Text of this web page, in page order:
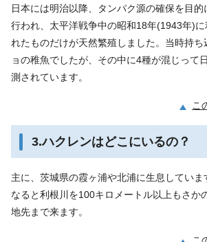
日本には明治以降、タンパク源の確保を目
行われ、太平洋戦争中の昭和18年(1943年)に
れたものだけが天然繁殖しました。当時持
ョの稚魚でしたが、その中に4種が混じって
測されています。
こ
3.ハクレンはどこにいるの？
主に、茨城県の霞ヶ浦や北浦に生息していま
なると利根川を100キロメートル以上もさか
地先まで来ます。